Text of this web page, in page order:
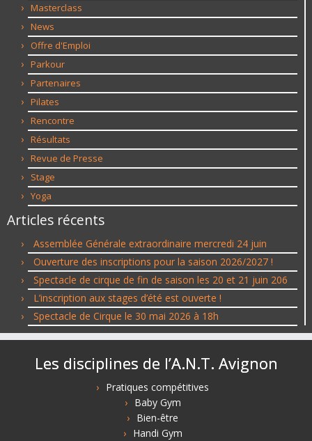
Masterclass
News
Offre d'Emploi
Parkour
Partenaires
Pilates
Rencontre
Résultats
Revue de Presse
Stage
Yoga
Articles récents
Assemblée Générale extraordinaire mercredi 24 juin
Ouverture des inscriptions pour la saison 2026/2027 !
Spectacle de cirque de fin de saison les 20 et 21 juin 206
L’inscription aux stages d’été est ouverte !
Spectacle de Cirque le 30 mai 2026 à 18h
Les disciplines de l’A.N.T. Avignon
Pratiques compétitives
Baby Gym
Bien-être
Handi Gym